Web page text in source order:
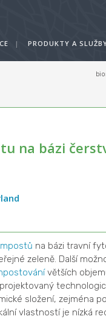
| PRODUKTY A
na bázi
na bázi travní
zeleně. Další
větších
složení, zejména
vlastností je nízká